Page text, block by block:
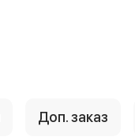
Доп. заказ